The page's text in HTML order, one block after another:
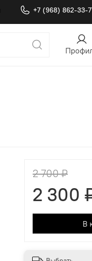
+7 (968) 862-33-
2 700 ₽
2 300
В